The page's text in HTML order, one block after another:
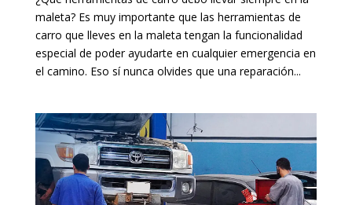
maleta? Es muy importante que las herramientas de
carro que lleves en la maleta tengan la funcionalidad
especial de poder ayudarte en cualquier emergencia en
el camino. Eso sí nunca olvides que una reparación...